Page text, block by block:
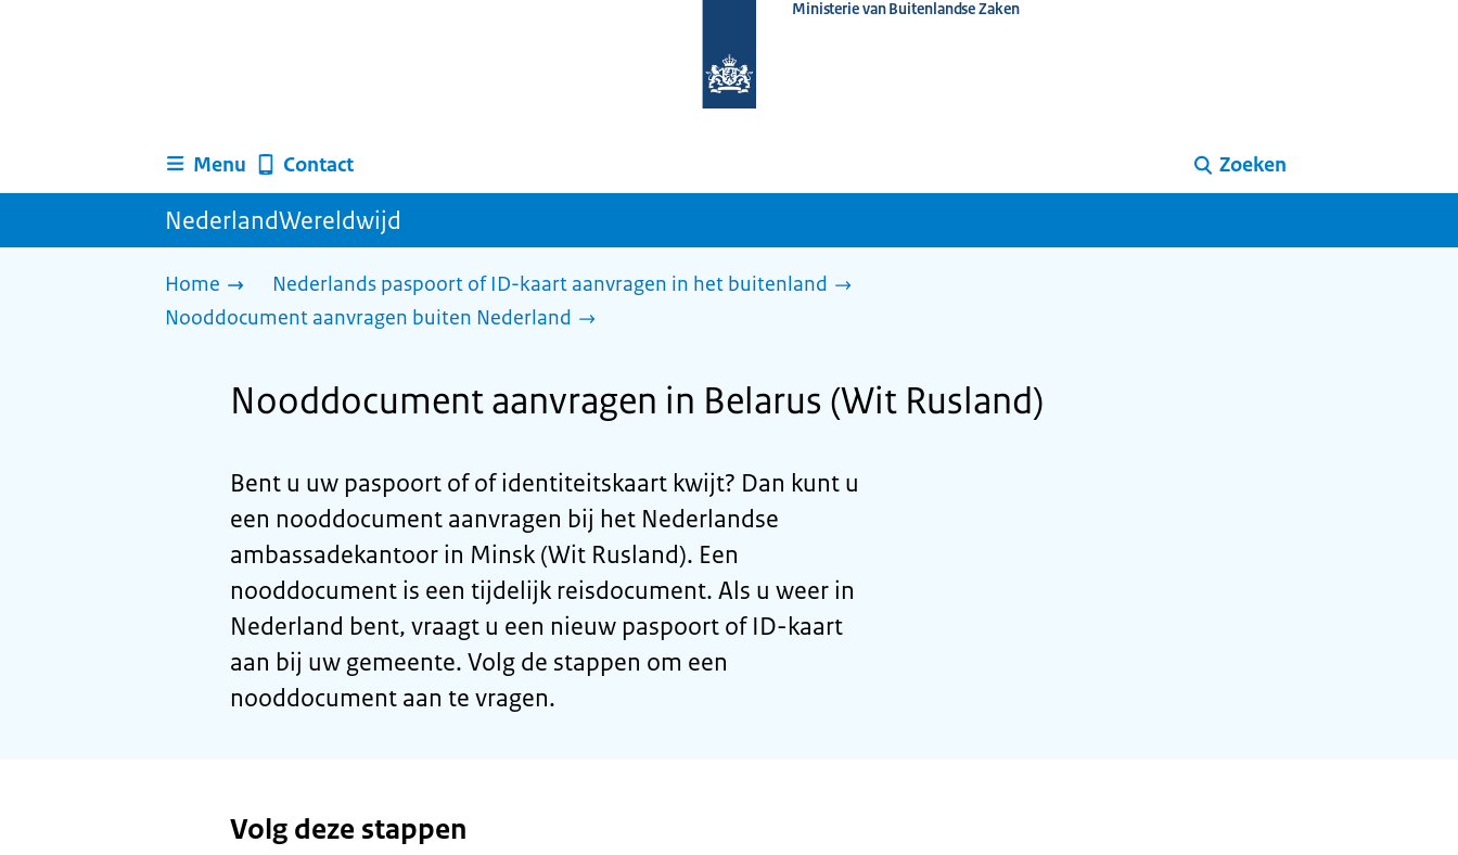
homepage
Ministerie van Buitenlandse Zaken
Menu Contact Zoeken
NederlandWereldwijd
Home
Nederlands paspoort of ID-kaart aanvragen in het buitenland
Nooddocument aanvragen buiten Nederland
Nooddocument aanvragen in Belarus (Wit Rusland)
Bent u uw paspoort of of identiteitskaart kwijt? Dan kunt u
een nooddocument aanvragen bij het Nederlandse
ambassadekantoor in Minsk (Wit Rusland). Een
nooddocument is een tijdelijk reisdocument. Als u weer in
Nederland bent, vraagt u een nieuw paspoort of ID-kaart
aan bij uw gemeente. Volg de stappen om een
nooddocument aan te vragen.
Volg deze stappen